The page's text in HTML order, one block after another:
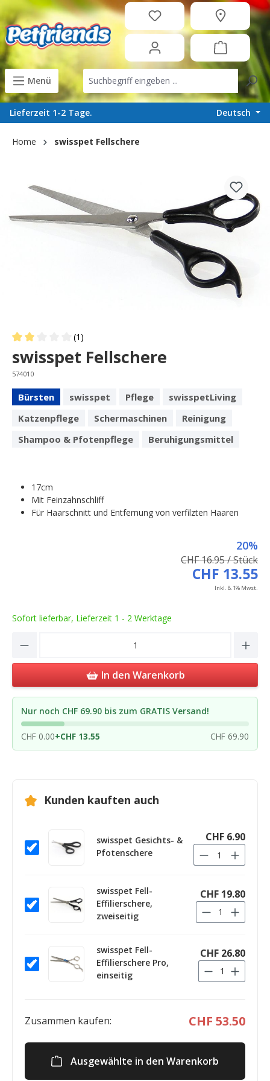
content
Menü
Lieferzeit 1-2 Tage. Deutsch
Home swisspet Fellschere
Average rating of 2 out of 5 stars
(1)
swisspet Fellschere
574010
Bürsten swisspet Pflege
swisspetLiving
Katzenpflege
Schermaschinen
Reinigung
Shampoo & Pfotenpflege
Beruhigungsmittel
17cm
Mit Feinzahnschliff
Für Haarschnitt und Entfernung von verfilzten Haaren
20%
CHF 16.95 / Stück
CHF 13.55
Inkl. 8.1% Mwst.
Sofort lieferbar, Lieferzeit 1 - 2 Werktage
Product Quantity: Enter the desired
In den Warenkorb
Nur noch CHF 69.90 bis zum GRATIS Versand!
CHF 0.00+CHF 13.55 CHF 69.90
Kunden kauften auch
swisspet Gesichts- &
Pfotenschere
CHF 6.90
swisspet Fell-
Effilierschere,
zweiseitig
CHF 19.80
swisspet Fell-
Effilierschere Pro,
einseitig
CHF 26.80
Zusammen kaufen: CHF 53.50
Ausgewählte in den Warenkorb